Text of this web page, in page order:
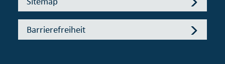
Barrierefreiheit